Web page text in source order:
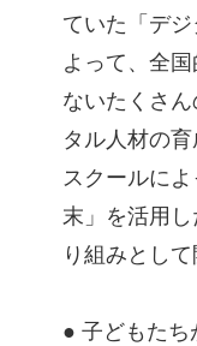
ていた「デ
よって、全
ないたくさ
タル人材の
スクールに
末」を活用
り組みとして
● 子どもたち